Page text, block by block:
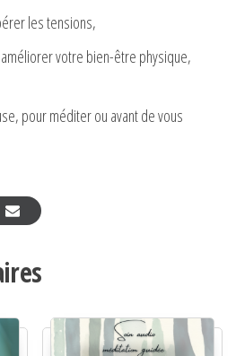
les tensions,
votre bien-être physique,
pour méditer ou avant de vous